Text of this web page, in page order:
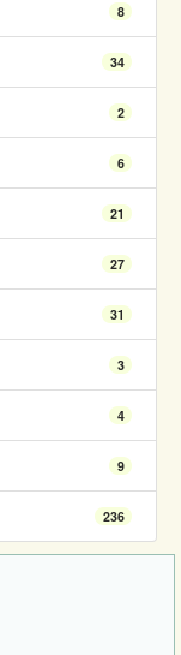
8
34
2
6
21
27
31
3
4
9
236